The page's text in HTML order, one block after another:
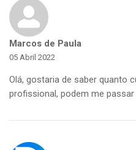
Marcos de Paula
05 Abril 2022
Olá, gostaria de saber quanto
profissional, podem me